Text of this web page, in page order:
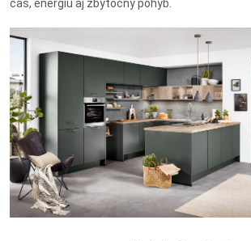
čas, energiu aj zbytočný pohyb.